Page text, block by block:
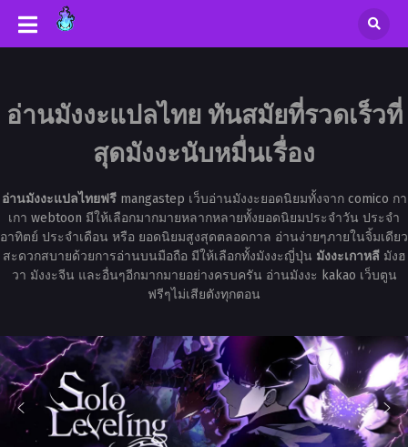
อ่านมังงะแปลไทย ทันสมัยที่รวดเร็วที่
สุดมังงะนับหมื่นเรื่อง
อ่านมังงะแปลไทยฟรีmangastep เว็บอ่านมังงะยอดนิยมทั้งจาก comico กา
เกา webtoon มีให้เลือกมากมายหลากหลายทั้งยอดนิยมประจำวัน ประจำ
อาทิตย์ ประจำเดือน หรือ ยอดนิยมสูงสุดตลอดกาล อ่านง่ายๆภายในจิ้มเดียว
สะดวกสบายด้วยการอ่านบนมือถือ มีให้เลือกทั้งมังงะญี่ปุ่น มังงะเกาหลีมังฮ
วา มังงะจีน และอื่นๆอีกมากมายอย่างครบครัน อ่านมังงะ kakao เว็บตูน
ฟรีๆไม่เสียตังทุกตอน